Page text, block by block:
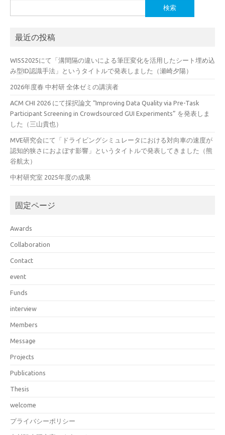
索:
最近の投稿
WISS2025にて「溝間隔の違いによる筆圧変化を活用したシート埋め込
み型ID認識手法」というタイトルで発表しました（瀬崎夕陽）
2026年度春 中村研 全体ゼミの講演者
ACM CHI 2026 にて採択論文 “Improving Data Quality via Pre-Task
Participant Screening in Crowdsourced GUI Experiments” を発表しま
した（三山貴也）
MVE研究会にて「ドライビングシミュレータにおける対向車の速度が
認知的狭さにおよぼす影響」というタイトルで発表してきました（熊
谷航太）
中村研究室 2025年度の成果
固定ページ
Awards
Collaboration
Contact
event
Funds
interview
Members
Message
Projects
Publications
Thesis
welcome
プライバシーポリシー